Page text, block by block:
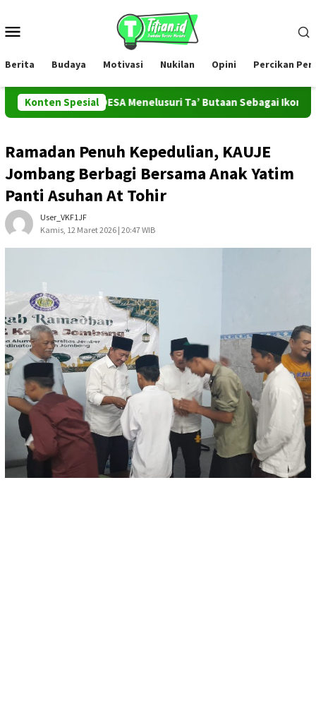
konten
Berita Budaya Motivasi Nukilan Opini Percikan
Konten Spesial
PROMAHADESA Menelusuri Ta’ Butaan Sebagai Ikon
Ramadan Penuh Kepedulian, KAUJE
Jombang Berbagi Bersama Anak Yatim
Panti Asuhan At Tohir
User_VKF1JF
Kamis, 12 Maret 2026 | 20:47 WIB